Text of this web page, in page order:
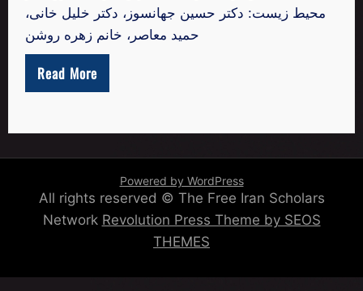
محیط زیست: دکتر حسین جهانسوز، دکتر خلیل خانی،
حمید معاصر، خانم زهره روشن
Read More
Powered by WordPress
All rights reserved © The Free Iran Scholars
Network Revolution Press Theme by SEOS
THEMES